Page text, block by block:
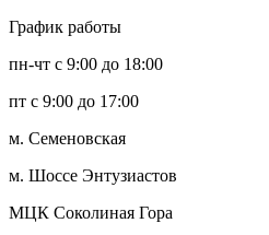
График работы
пн-чт с 9:00 до 18:00
пт с 9:00 до 17:00
м. Семеновская
м. Шоссе Энтузиастов
МЦК Соколиная Гора